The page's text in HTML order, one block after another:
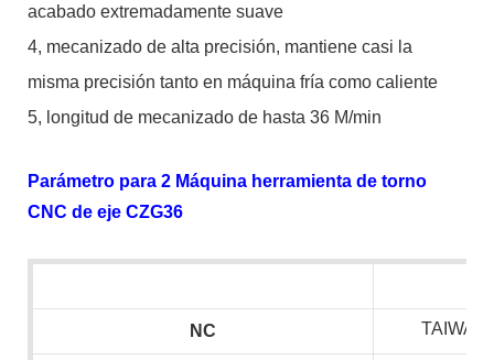
acabado extremadamente suave
4, mecanizado de alta precisión, mantiene casi la
misma precisión tanto en máquina fría como caliente
5, longitud de mecanizado de hasta 36 M/min
Parámetro para 2 Máquina herramienta de torno
CNC de eje CZG36
NC TAIWAN